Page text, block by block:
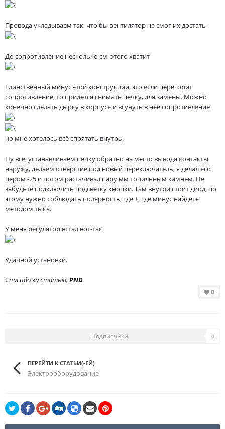
Провода укладываем так, что бы вентилятор не смог их достать
До сопротивление несколько см, этого хватит
Единственный минус этой конструкции, это если перегорит
сопротивление, то придётся снимать печку, для замены. Можно
конечно сделать дырку в корпусе и всунуть в неё сопротивление
но мне хотелось всё спрятать внутрь.
Ну всё, устанавливаем печку обратно на место выводя контакты
наружу, делаем отверстие под новый переключатель, я делал его
пером -25 и потом растачивал пару мм точильным камнем. Не
забудьте подключить подсветку кнопки. Там внутри стоит диод, по
этому нужно соблюдать полярность, где +, где минус найдёте
методом тыка.
У меня регулятор встал вот-так
Удачной установки.
Спасибо за статью, PND
0
Подписчики 0
ПЕРЕЙТИ К СТАТЬИ(-ЕЙ)
Электрооборудование